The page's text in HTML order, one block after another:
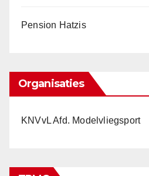
Pension Hatzis
Organisaties
KNVvL Afd. Modelvliegsport